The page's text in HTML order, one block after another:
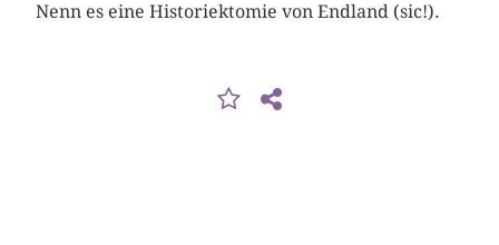
Nenn es eine Historiektomie von Endland (sic!).